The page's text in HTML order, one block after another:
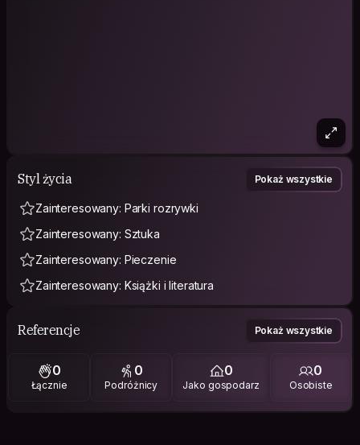
Styl życia Pokaż wszystkie
Zainteresowany: Parki rozrywki
Zainteresowany: Sztuka
Zainteresowany: Pieczenie
Zainteresowany: Książki i literatura
Referencje Pokaż wszystkie
0
Łącznie
0
Podróżnicy
0
Jako gospodarz
0
Osobiste